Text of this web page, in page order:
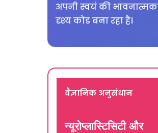
अपनी स्वयं की भावनात्मक
दृश्य कोड बना रहा है।
वैज्ञानिक अनुसंधान
न्यूरोप्लास्टिसिटी और